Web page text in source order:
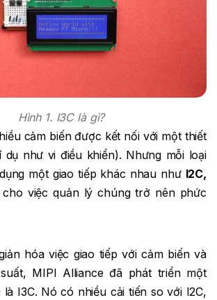
Hình 1. I3C là gì?
cảm biến được kết nối với một thiết
dụ như vi điều khiển). Nhưng mỗi loại
một giao tiếp khác nhau như I2C,
cho việc quản lý chúng trở nên phức
hóa việc giao tiếp với cảm biến và
MIPI Alliance đã phát triển một
là I3C. Nó có nhiều cải tiến so với I2C,